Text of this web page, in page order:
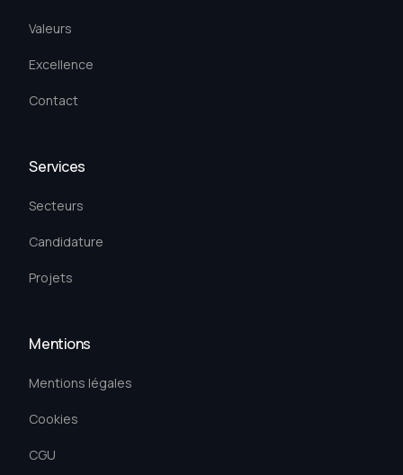
Valeurs
Excellence
Contact
Services
Secteurs
Candidature
Projets
Mentions
Mentions légales
Cookies
CGU